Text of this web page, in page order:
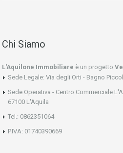
Chi Siamo
L'Aquilone Immobiliare è un progetto
Sede Legale: Via degli Orti - Bagno
Sede Operativa - Centro Commerciale
67100 L'Aquila
Tel.: 0862351064
P.IVA: 01740390669